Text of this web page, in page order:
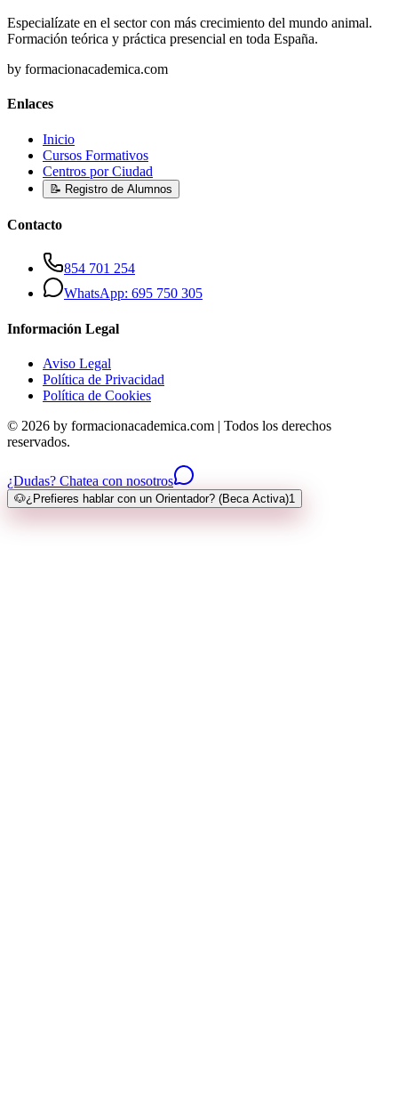
Especialízate en el sector con más crecimiento del mundo animal.
Formación teórica y práctica presencial en toda España.
by formacionacademica.com
Enlaces
Inicio
Cursos Formativos
Centros por Ciudad
📝 Registro de Alumnos
Contacto
854 701 254
WhatsApp: 695 750 305
Información Legal
Aviso Legal
Política de Privacidad
Política de Cookies
© 2026 by formacionacademica.com | Todos los derechos
reservados.
¿Dudas? Chatea con nosotros
🐶¿Prefieres hablar con un Orientador? (Beca Activa)1